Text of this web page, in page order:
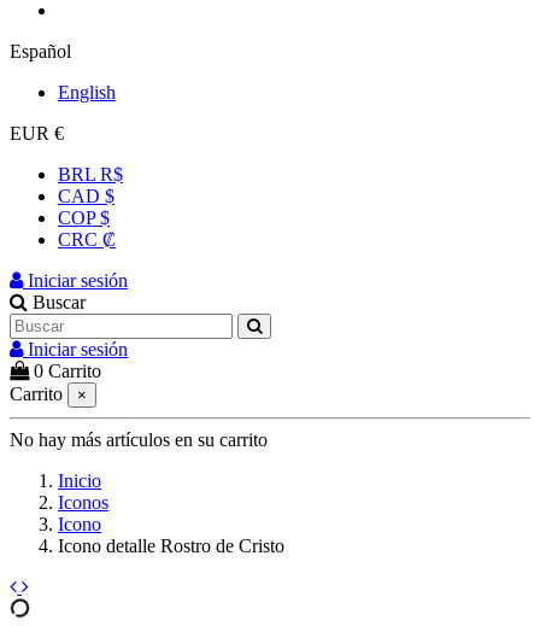
Español
English
EUR €
BRL R$
CAD $
COP $
CRC ₡
Iniciar sesión
Buscar
Iniciar sesión
0 Carrito
Carrito
×
No hay más artículos en su carrito
Inicio
Iconos
Icono
Icono detalle Rostro de Cristo